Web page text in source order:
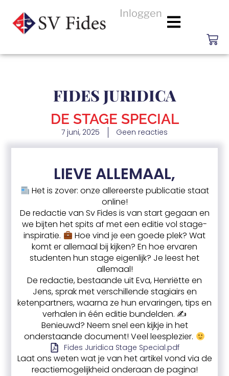
Inloggen
FIDES JURIDICA
DE STAGE SPECIAL
7 juni, 2025 Geen reacties
LIEVE ALLEMAAL,
Het is zover: onze allereerste publicatie staat
online!
De redactie van Sv Fides is van start gegaan en
we bijten het spits af met een editie vol stage-
inspiratie.
Hoe vind je een goede plek? Wat
komt er allemaal bij kijken? En hoe ervaren
studenten hun stage eigenlijk? Je leest het
allemaal!
De redactie, bestaande uit Eva, Henriëtte en
Jens, sprak met verschillende stagiairs en
ketenpartners, waarna ze hun ervaringen, tips en
verhalen in één editie bundelden. ✍️
Benieuwd? Neem snel een kijkje in het
onderstaande document! Veel leesplezier.
Fides Juridica Stage Special.pdf
Laat ons weten wat je van het artikel vond via de
reactiemogelijkheid onderaan de pagina!